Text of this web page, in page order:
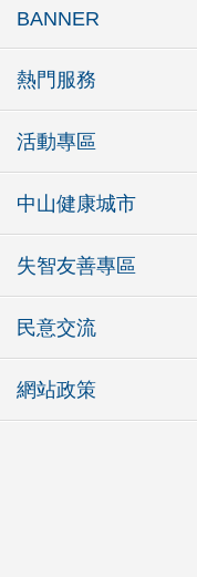
BANNER
熱門服務
活動專區
中山健康城市
失智友善專區
民意交流
網站政策